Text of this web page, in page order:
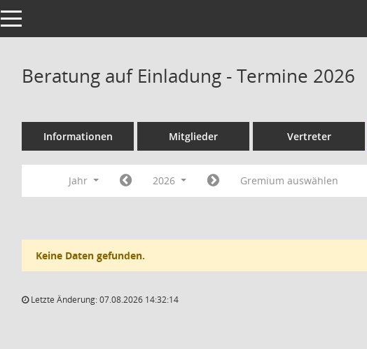
Toggle navigation
Beratung auf Einladung - Termine 2026
Informationen Mitglieder Vertreter
Jahr 2026 Gremium auswählen
Keine Daten gefunden.
Letzte Änderung: 07.08.2026 14:32:14